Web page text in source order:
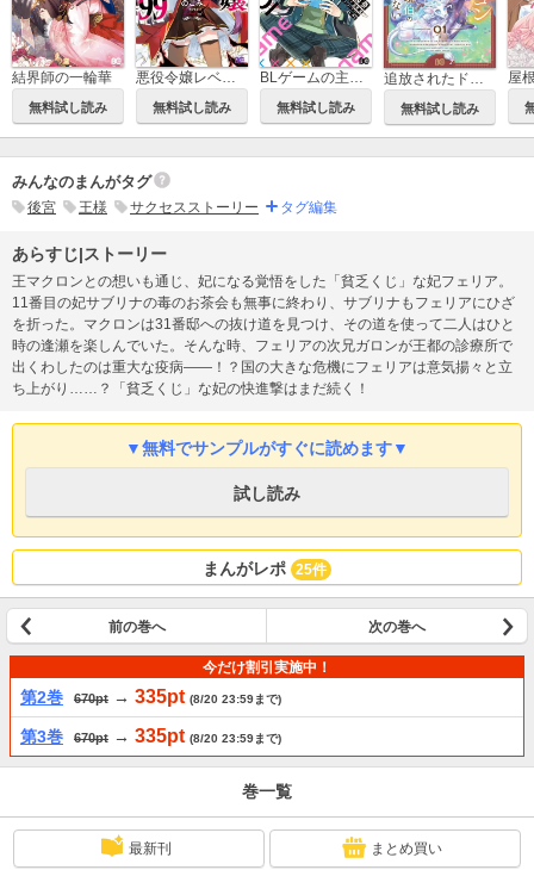
結界師の一輪華
無料試し読み
悪役令嬢レベル99 ～私は裏ボスですが魔王ではありません～
無料試し読み
BLゲームの主人公の弟であることに気がつきました
無料試し読み 無料試し読み
みんなのまんがタグ
後宮 王様 サクセスストーリー タグ編集
あらすじ|ストーリー
王マクロンとの想いも通じ、妃になる覚悟をした「貧乏くじ」な妃フェリア。
11番目の妃サブリナの毒のお茶会も無事に終わり、サブリナもフェリアにひざ
を折った。マクロンは31番邸への抜け道を見つけ、その道を使って二人はひと
時の逢瀬を楽しんでいた。そんな時、フェリアの次兄ガロンが王都の診療所で
出くわしたのは重大な疫病――！？国の大きな危機にフェリアは意気揚々と立
ち上がり……？「貧乏くじ」な妃の快進撃はまだ続く！
▼無料でサンプルがすぐに読めます▼
試し読み
まんがレポ 25件
前の巻へ 次の巻へ
今だけ割引実施中！
第2巻 670pt → 335pt (8/20 23:59まで)
第3巻 670pt → 335pt (8/20 23:59まで)
巻一覧
最新刊 まとめ買い